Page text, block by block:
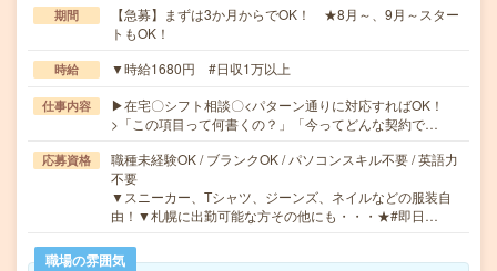
期間
【急募】まずは3か月からでOK！ ★8月～、9月～スター
トもOK！
時給 ▼時給1680円 #日収1万以上
仕事内容
▶在宅〇シフト相談〇<パターン通りに対応すればOK！
>「この項目って何書くの？」「今ってどんな契約で…
応募資格
職種未経験OK / ブランクOK / パソコンスキル不要 / 英語力
不要
▼スニーカー、Tシャツ、ジーンズ、ネイルなどの服装自
由！▼札幌に出勤可能な方その他にも・・・★#即日…
職場の雰囲気